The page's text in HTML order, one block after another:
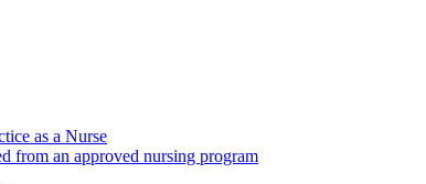
as a Nurse
from an approved nursing program